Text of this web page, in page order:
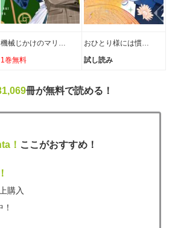
機械じかけのマリ…
1巻無料
おひとり様には慣…
試し読み
冊が無料で読める！
！ ここがおすすめ！
購入